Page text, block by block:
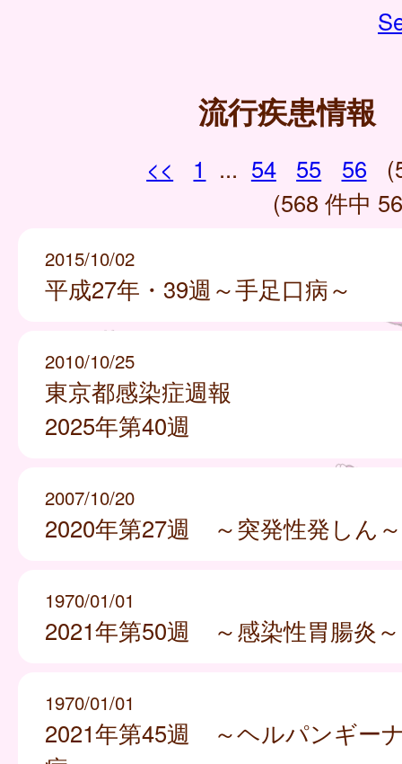
流行疾患情報
<< 1 ... 54 55 56
(568 件中
2015/10/02
平成27年・39週～手足口病～
2010/10/25
東京都感染症週報
2025年第40週
2007/10/20
2020年第27週 ～突発性発しん～
1970/01/01
2021年第50週 ～感染性胃腸炎～
1970/01/01
2021年第45週 ～ヘルパンギー